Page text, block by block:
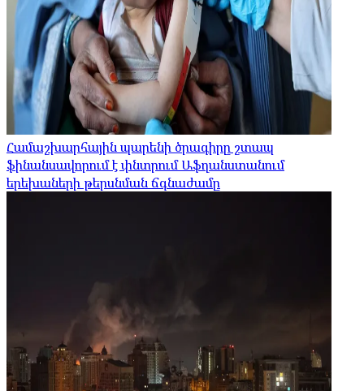
Համաշխարհային պարենի ծրագիրը շտապ
ֆինանսավորում է փնտրում Աֆղանստանում
երեխաների թերսնման ճգնաժամը